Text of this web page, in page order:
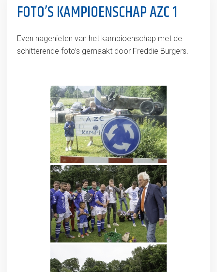
FOTO’S KAMPIOENSCHAP AZC 1
Even nagenieten van het kampioenschap met de
schitterende foto’s gemaakt door Freddie Burgers.